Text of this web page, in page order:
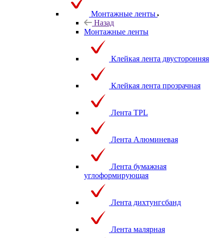
Монтажные ленты
Назад
Монтажные ленты
Клейкая лента двусторонняя
Клейкая лента прозрачная
Лента TPL
Лента Алюминевая
Лента бумажная
углоформирующая
Лента дихтунгсбанд
Лента малярная